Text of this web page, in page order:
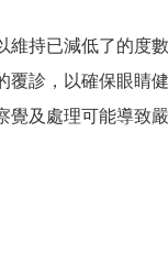
持已減低了的度數
診，以確保眼睛健
及處理可能導致